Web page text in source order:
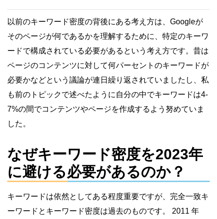
以前のキーワード密度の背後にある考え方は、Googleが
そのページが何であるかを理解するために、特定のキーワ
ードで構成されている必要があるという考え方です。昔は
ページのコンテンツに対して何パーセントのキーワードが
必要かなどという議論が連日繰り返されていましたし、私
も前のトピックで述べたように自分の中でキーワードは4-
7%の間でコンテンツやページを作成するよう努めていま
した。
なぜキーワード密度を2023年
に避ける必要があるのか？
キーワードは依然としてある程度重要ですが、完全一致キ
ーワードとキーワード密度は過去のものです。 2011 年